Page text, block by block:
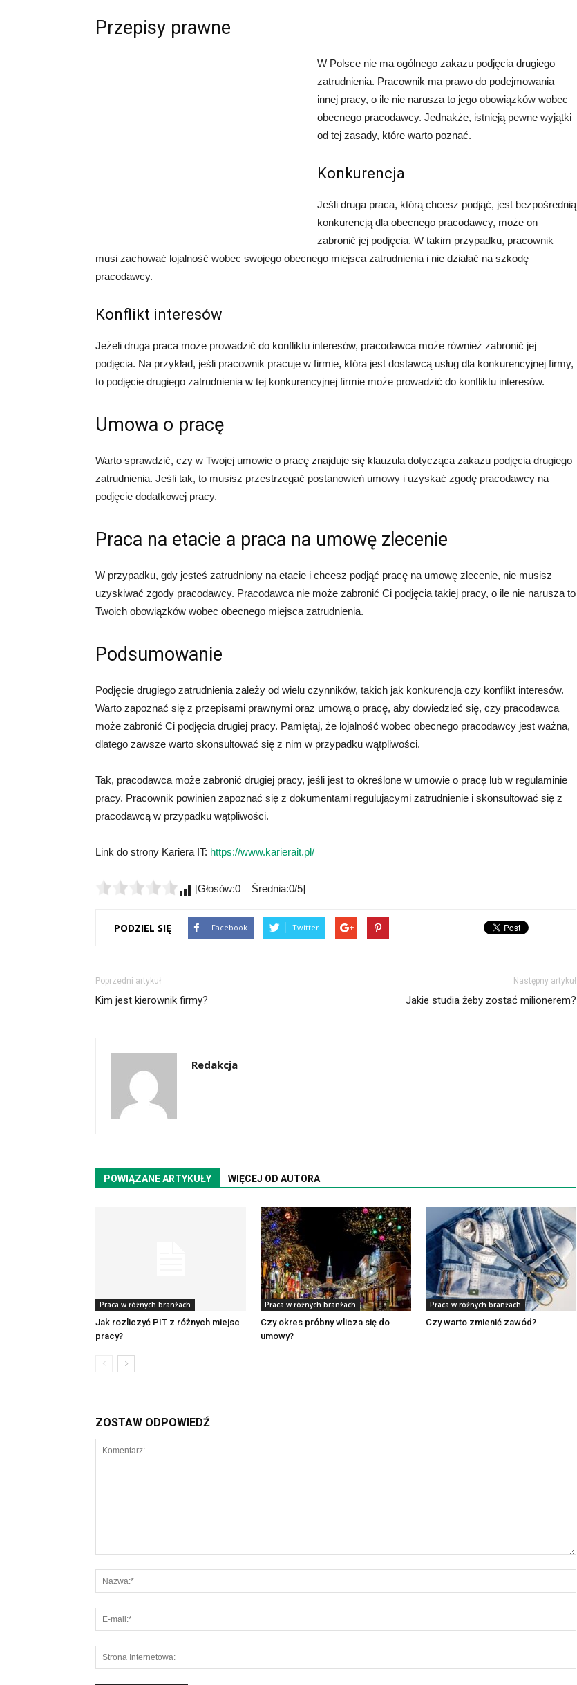
Przepisy prawne
W Polsce nie ma ogólnego zakazu podjęcia drugiego
zatrudnienia. Pracownik ma prawo do podejmowania
innej pracy, o ile nie narusza to jego obowiązków wobec
obecnego pracodawcy. Jednakże, istnieją pewne wyjątki
od tej zasady, które warto poznać.
Konkurencja
Jeśli druga praca, którą chcesz podjąć, jest bezpośrednią
konkurencją dla obecnego pracodawcy, może on
zabronić jej podjęcia. W takim przypadku, pracownik
musi zachować lojalność wobec swojego obecnego miejsca zatrudnienia i nie działać na szkodę
pracodawcy.
Konflikt interesów
Jeżeli druga praca może prowadzić do konfliktu interesów, pracodawca może również zabronić jej
podjęcia. Na przykład, jeśli pracownik pracuje w firmie, która jest dostawcą usług dla konkurencyjnej firmy,
to podjęcie drugiego zatrudnienia w tej konkurencyjnej firmie może prowadzić do konfliktu interesów.
Umowa o pracę
Warto sprawdzić, czy w Twojej umowie o pracę znajduje się klauzula dotycząca zakazu podjęcia drugiego
zatrudnienia. Jeśli tak, to musisz przestrzegać postanowień umowy i uzyskać zgodę pracodawcy na
podjęcie dodatkowej pracy.
Praca na etacie a praca na umowę zlecenie
W przypadku, gdy jesteś zatrudniony na etacie i chcesz podjąć pracę na umowę zlecenie, nie musisz
uzyskiwać zgody pracodawcy. Pracodawca nie może zabronić Ci podjęcia takiej pracy, o ile nie narusza to
Twoich obowiązków wobec obecnego miejsca zatrudnienia.
Podsumowanie
Podjęcie drugiego zatrudnienia zależy od wielu czynników, takich jak konkurencja czy konflikt interesów.
Warto zapoznać się z przepisami prawnymi oraz umową o pracę, aby dowiedzieć się, czy pracodawca
może zabronić Ci podjęcia drugiej pracy. Pamiętaj, że lojalność wobec obecnego pracodawcy jest ważna,
dlatego zawsze warto skonsultować się z nim w przypadku wątpliwości.
Tak, pracodawca może zabronić drugiej pracy, jeśli jest to określone w umowie o pracę lub w regulaminie
pracy. Pracownik powinien zapoznać się z dokumentami regulującymi zatrudnienie i skonsultować się z
pracodawcą w przypadku wątpliwości.
Link do strony Kariera IT: https://www.karierait.pl/
[Głosów:0 Średnia:0/5]
PODZIEL SIĘ Facebook Twitter
Poprzedni artykuł
Kim jest kierownik firmy?
Następny artykuł
Jakie studia żeby zostać milionerem?
Redakcja
POWIĄZANE ARTYKUŁY WIĘCEJ OD AUTORA
Praca w różnych branżach
Jak rozliczyć PIT z różnych miejsc
pracy?
Praca w różnych branżach
Czy okres próbny wlicza się do
umowy?
Praca w różnych branżach
Czy warto zmienić zawód?
ZOSTAW ODPOWIEDŹ